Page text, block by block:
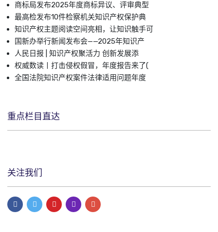
商标局发布2025年度商标异议、评审典型
最高检发布10件检察机关知识产权保护典
知识产权主题阅读空间亮相，让知识触手可
国新办举行新闻发布会——2025年知识产
人民日报 | 知识产权聚活力 创新发展添
权威数读丨打击侵权假冒，年度报告来了(
全国法院知识产权案件法律适用问题年度
重点栏目直达
关注我们